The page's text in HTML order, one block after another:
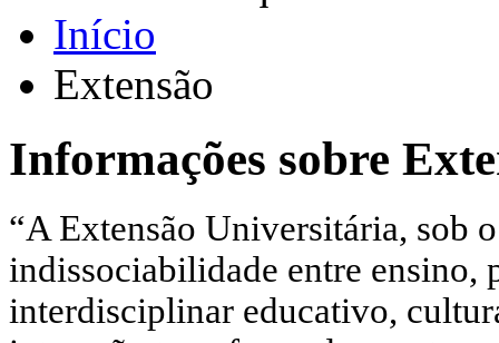
Início
Extensão
Informações sobre
“A Extensão Universitária, sob
indissociabilidade entre ensino,
interdisciplinar educativo,